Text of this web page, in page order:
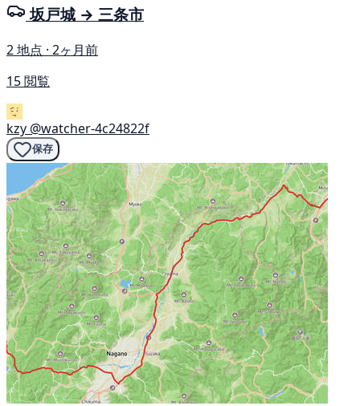
坂戸城 → 三条市
2 地点 · 2ヶ月前
15 閲覧
kzy @watcher-4c24822f
保存